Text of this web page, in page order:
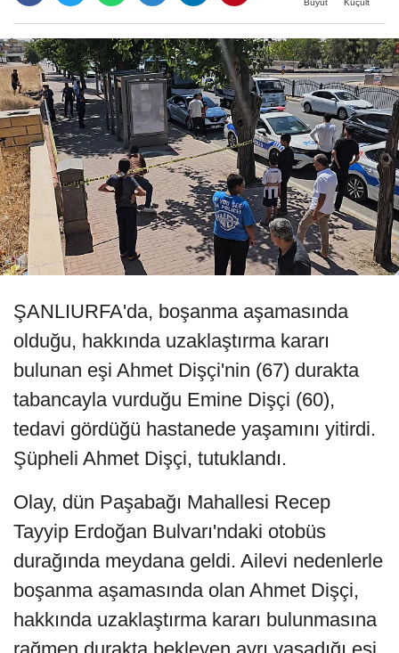
Büyüt Küçült
ŞANLIURFA'da, boşanma aşamasında
olduğu, hakkında uzaklaştırma kararı
bulunan eşi Ahmet Dişçi'nin (67) durakta
tabancayla vurduğu Emine Dişçi (60),
tedavi gördüğü hastanede yaşamını yitirdi.
Şüpheli Ahmet Dişçi, tutuklandı.
Olay, dün Paşabağı Mahallesi Recep
Tayyip Erdoğan Bulvarı'ndaki otobüs
durağında meydana geldi. Ailevi nedenlerle
boşanma aşamasında olan Ahmet Dişçi,
hakkında uzaklaştırma kararı bulunmasına